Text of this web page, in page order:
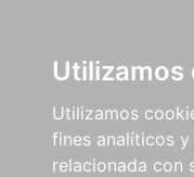
Utilizamos
Utilizamos
fines analíticos
relacionada con